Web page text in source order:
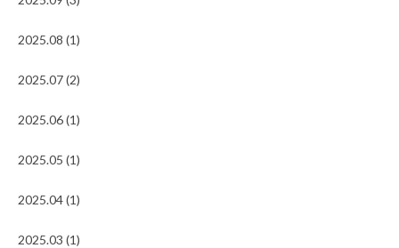
2025.08 (1)
2025.07 (2)
2025.06 (1)
2025.05 (1)
2025.04 (1)
2025.03 (1)